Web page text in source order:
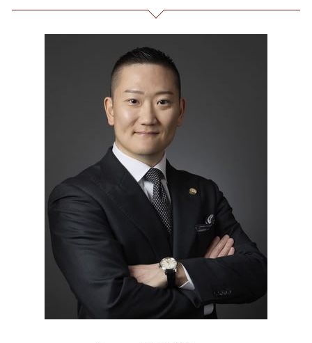
アマゾン 詐欺 被害
自己破産 免責 不許可
借金 自己破産 解決
借金 債務整理 ブラックリスト
自己破産 メリット デメリット
企業法務 とは
契約 書 リーガル チェック
残業 未払い 請求
企業 法務 部
残業 問題
未払い 賃金
顧問 弁護士 メリット
戦略法務 とは
情報開示請求 費用
Twitter 誹謗中傷
誹謗中傷 削除
誹謗中傷 特定
誹謗中傷 罪
通販 詐欺 港区 相談
破産 問題 全国 弁護士
過払い金請求 全国 弁護士
誹謗中傷 中央区
任意整理 23区 相談
任意整理 東京都 相談
個人再生 全国 相談
任意整理 東京都 弁護士
マルチ商法 東京都 弁護士
振り込め詐欺 全国 相談
過払い金請求 港区 相談
マルチ商法 全国 弁護士
マルチ商法 港区 相談
契約書作成 23区 相談
過払い金請求 全国 相談